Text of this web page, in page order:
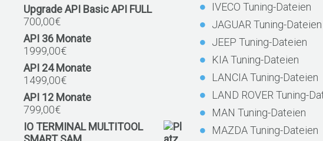
Upgrade API Basic API FULL
700,00€
API 36 Monate
1999,00€
API 24 Monate
1499,00€
API 12 Monate
799,00€
IO TERMINAL MULTITOOL
IVECO Tuning-Dateien
JAGUAR Tuning-Dateien
JEEP Tuning-Dateien
KIA Tuning-Dateien
LANCIA Tuning-Dateien
LAND ROVER Tuning-
MAN Tuning-Dateien
MAZDA Tuning-Dateien